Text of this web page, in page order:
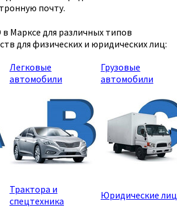
почту.
Марксе для различных типов
для физических и юридических лиц:
Легковые
автомобили
Грузовые
автомобили
Трактора и
спецтехника
Юридические